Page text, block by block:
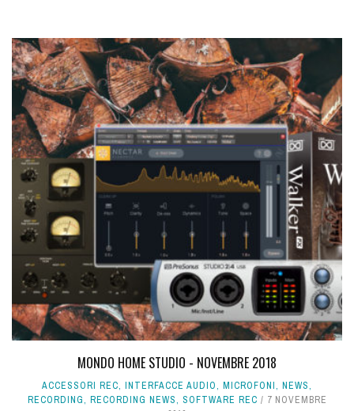
MONDO HOME STUDIO - NOVEMBRE 2018
ACCESSORI REC, INTERFACCE AUDIO, MICROFONI, NEWS,
RECORDING, RECORDING NEWS, SOFTWARE REC
7 NOVEMBRE